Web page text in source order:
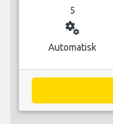
5
miscellaneous_services
Automatisk